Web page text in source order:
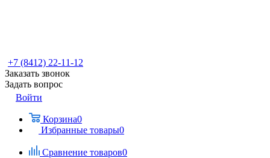
+7 (8412) 22-11-12
Заказать звонок
Задать вопрос
Войти
Корзина0
Избранные товары0
Сравнение товаров0